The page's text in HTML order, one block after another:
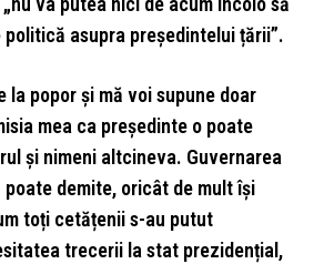
asupra președintelui țării”.
la popor și mă voi supune doar
mea ca președinte o poate
și nimeni altcineva. Guvernarea
poate demite, oricât de mult își
toți cetățenii s-au putut
trecerii la stat prezidențial,